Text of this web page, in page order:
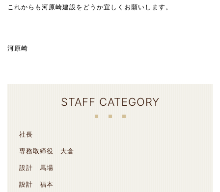
これからも河原崎建設をどうか宜しくお願いします。
河原崎
STAFF CATEGORY
社長
専務取締役 大倉
設計 馬場
設計 福本